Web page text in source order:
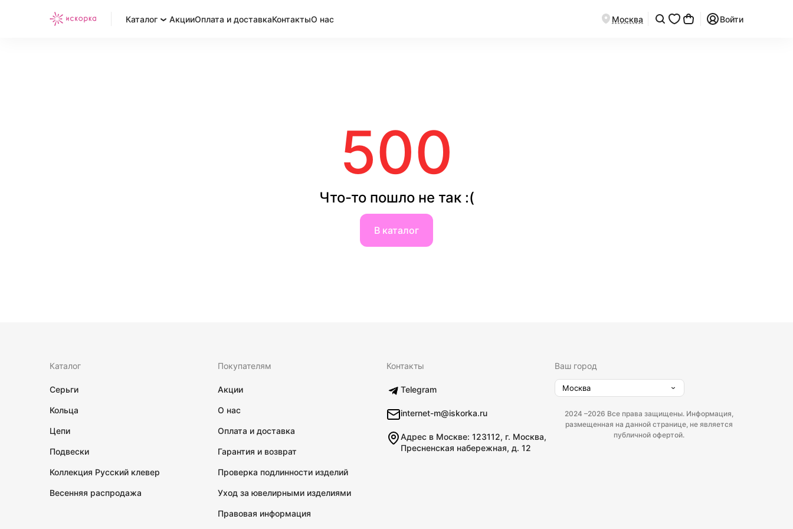
Каталог АкцииОплата и доставкаКонтактыО нас Москва Войти
500
Что-то пошло не так :(
В каталог
Каталог
Серьги
Кольца
Цепи
Подвески
Коллекция Русский клевер
Весенняя распродажа
Покупателям
Акции
О нас
Оплата и доставка
Гарантия и возврат
Проверка подлинности изделий
Уход за ювелирными изделиями
Правовая информация
Контакты
Telegram
internet-m@iskorka.ru
Адрес в Москве: 123112, г. Москва,
Пресненская набережная, д. 12
Ваш город
Москва
2024 –2026 Все права защищены. Информация,
размещенная на данной странице, не является
публичной офертой.